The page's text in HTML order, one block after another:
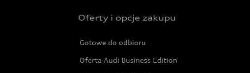
Oferty i opcje zakupu
Gotowe do odbioru
Oferta Audi Business Edition